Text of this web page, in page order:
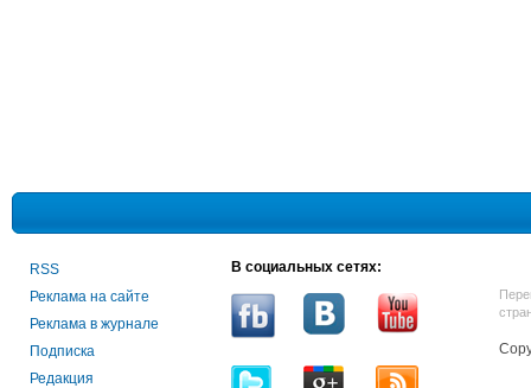
RSS
Реклама на сайте
Реклама в журнале
Подписка
Редакция
В социальных сетях: